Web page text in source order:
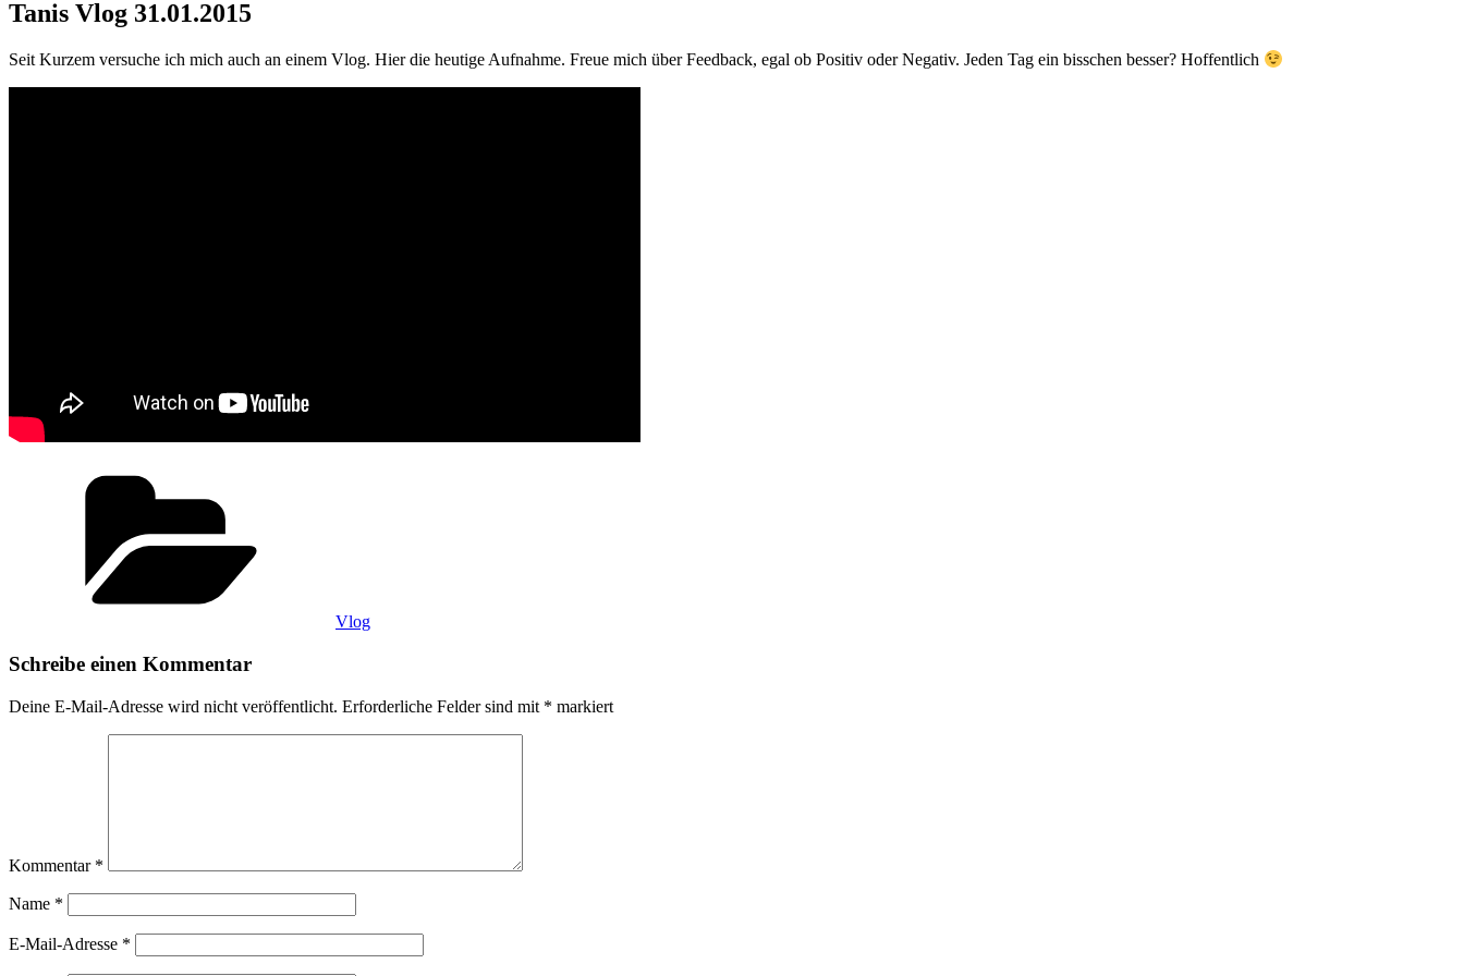
Tanis Vlog 31.01.2015
Seit Kurzem versuche ich mich auch an einem Vlog. Hier die heutige Aufnahme. Freue mich über Feedback, egal ob Positiv oder Negativ. Jeden Tag ein bisschen besser? Hoffentlich
Vlog
Schreibe einen Kommentar
Deine E-Mail-Adresse wird nicht veröffentlicht. Erforderliche Felder sind mit * markiert
Kommentar *
Name *
E-Mail-Adresse *